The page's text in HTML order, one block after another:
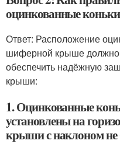
оцинкованные
Ответ: Расположение
шиферной крыше
обеспечить надёжную
крыши:
1. Оцинкованные
установлены на
крыши с наклоном не